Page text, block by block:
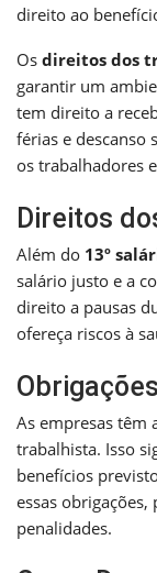
direito ao
Os direitos dos
garantir um
tem direito a
férias e descanso
os trabalhadores
Direitos
Além do 13º
salário justo e a
direito a pausas
ofereça riscos à
As empresas têm
trabalhista. Isso
benefícios
essas
penalidades.